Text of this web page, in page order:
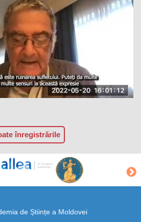
înregistrările
de Științe a Moldovei